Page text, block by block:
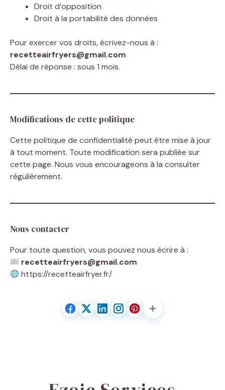
Droit d’opposition
Droit à la portabilité des données
Pour exercer vos droits, écrivez-nous à :
recetteairfryers@gmail.com
Délai de réponse : sous 1 mois.
Modifications de cette politique
Cette politique de confidentialité peut être mise à jour
à tout moment. Toute modification sera publiée sur
cette page. Nous vous encourageons à la consulter
régulièrement.
Nous contacter
Pour toute question, vous pouvez nous écrire à :
recetteairfryers@gmail.com
https://recetteairfryer.fr/